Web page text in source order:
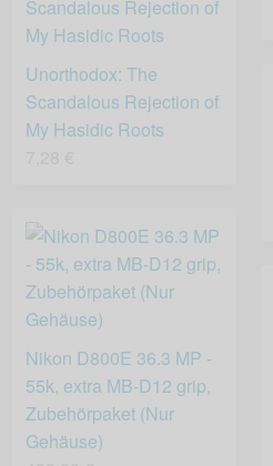
Unorthodox: The
Scandalous Rejection of
My Hasidic Roots
Nikon D800E 36.3 MP -
55k, extra MB-D12 grip,
Zubehörpaket (Nur
Gehäuse)